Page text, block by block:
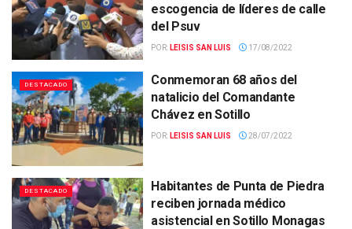
escogencia de líderes de calle
del Psuv
POR: LEISIS SAN LUIS 17/08/2022
DESTACADO
Conmemoran 68 años del
natalicio del Comandante
Chávez en Sotillo
POR: LEISIS SAN LUIS 28/07/2022
DESTACADO
Habitantes de Punta de Piedra
reciben jornada médico
asistencial en Sotillo Monagas